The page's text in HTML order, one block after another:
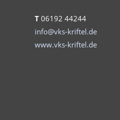
T 06192 44244
info@vks-kriftel.de
www.vks-kriftel.de